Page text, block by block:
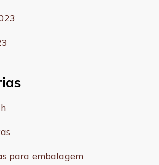
para embalagem